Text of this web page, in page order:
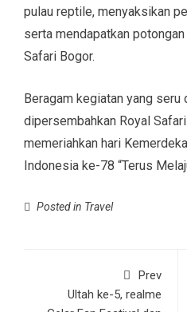
pulau reptile, menyaksikan
serta mendapatkan
Safari Bogor.
Beragam kegiatan yang seru
dipersembahkan Royal
memeriahkan hari
Indonesia ke-78 “Terus
Posted in Travel
Prev
Ultah ke-5, realme